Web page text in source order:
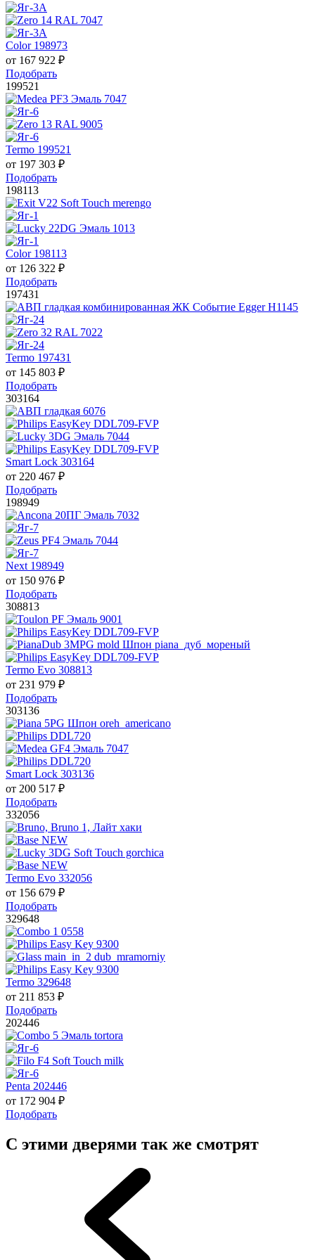
Color 198973
от 167 922 ₽
Подобрать
199521
Termo 199521
от 197 303 ₽
Подобрать
198113
Color 198113
от 126 322 ₽
Подобрать
197431
Termo 197431
от 145 803 ₽
Подобрать
303164
Smart Lock 303164
от 220 467 ₽
Подобрать
198949
Next 198949
от 150 976 ₽
Подобрать
308813
Termo Evo 308813
от 231 979 ₽
Подобрать
303136
Smart Lock 303136
от 200 517 ₽
Подобрать
332056
Termo Evo 332056
от 156 679 ₽
Подобрать
329648
Termo 329648
от 211 853 ₽
Подобрать
202446
Penta 202446
от 172 904 ₽
Подобрать
С этими дверями так же смотрят